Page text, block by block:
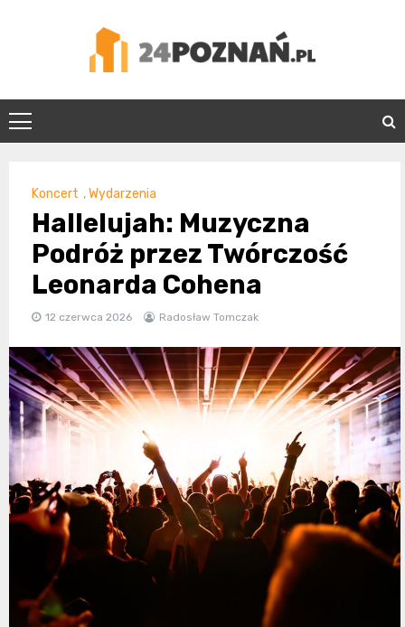
24Poznań.pl
Koncert ,Wydarzenia
Hallelujah: Muzyczna
Podróż przez Twórczość
Leonarda Cohena
12 czerwca 2026 Radosław Tomczak